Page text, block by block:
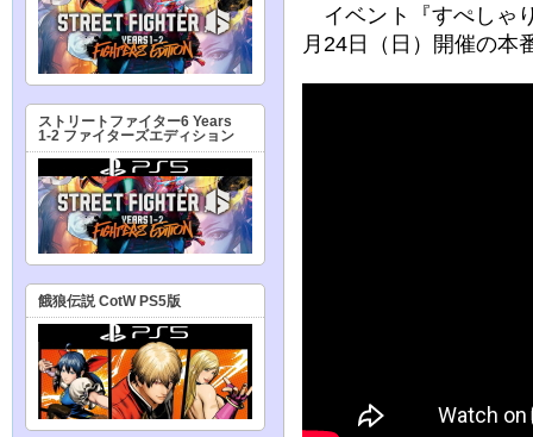
イベント『すぺしゃ
月24日（日）開催の本
ストリートファイター6 Years
1-2 ファイターズエディション
餓狼伝説 CotW PS5版